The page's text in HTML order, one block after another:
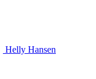
Helly Hansen